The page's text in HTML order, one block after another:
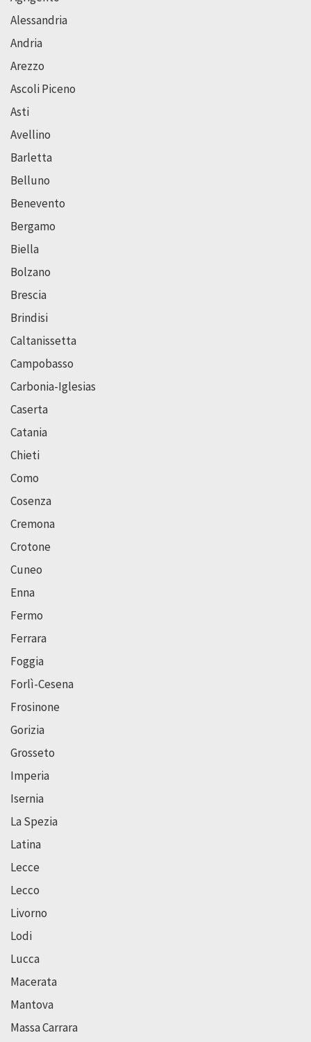
Alessandria
Andria
Arezzo
Ascoli Piceno
Asti
Avellino
Barletta
Belluno
Benevento
Bergamo
Biella
Bolzano
Brescia
Brindisi
Caltanissetta
Campobasso
Carbonia-Iglesias
Caserta
Catania
Chieti
Como
Cosenza
Cremona
Crotone
Cuneo
Enna
Fermo
Ferrara
Foggia
Forlì-Cesena
Frosinone
Gorizia
Grosseto
Imperia
Isernia
La Spezia
Latina
Lecce
Lecco
Livorno
Lodi
Lucca
Macerata
Mantova
Massa Carrara